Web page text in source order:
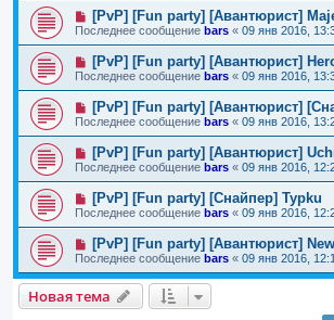
[PvP] [Fun party] [Авантюрист]
Последнее сообщение bars « 09 янв 2016,
[PvP] [Fun party] [Авантюрист]
Последнее сообщение bars « 09 янв 2016,
[PvP] [Fun party] [Авантюрист]
Последнее сообщение bars « 09 янв 2016,
[PvP] [Fun party] [Авантюрист]
Последнее сообщение bars « 09 янв 2016,
[PvP] [Fun party] [Снайпер] Typku
Последнее сообщение bars « 09 янв 2016,
[PvP] [Fun party] [Авантюрист]
Последнее сообщение bars « 09 янв 2016,
Новая тема